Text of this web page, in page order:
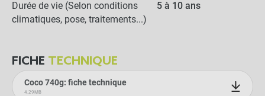
Durée de vie (Selon conditions
climatiques, pose, traitements...)
5 à 10 ans
FICHE TECHNIQUE
Coco 740g: fiche technique
4.29MB